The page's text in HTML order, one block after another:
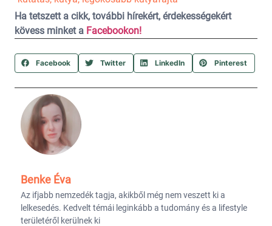
Ha tetszett a cikk, további hírekért, érdekességekért
kövess minket a Facebookon!
Facebook Twitter LinkedIn Pinterest
Benke Éva
Az ifjabb nemzedék tagja, akikből még nem veszett ki a
lelkesedés. Kedvelt témái leginkább a tudomány és a lifestyle
területéről kerülnek ki